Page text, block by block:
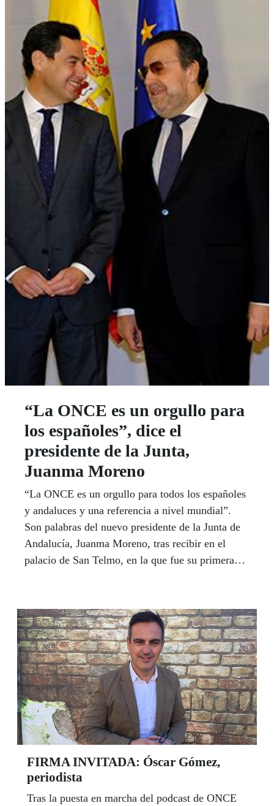
Boletín
“La ONCE es un orgullo para
los españoles”, dice el
presidente de la Junta,
Juanma Moreno
“La ONCE es un orgullo para todos los españoles
y andaluces y una referencia a nivel mundial”.
Son palabras del nuevo presidente de la Junta de
Andalucía, Juanma Moreno, tras recibir en el
palacio de San Telmo, en la que fue su primera
ONCE, Miguel Carballeda, en el día de la toma
de posesión de Cristóbal Martínez, como delegado
territorial, e Isabel Viruet, como presidenta del
Consejo Territorial, el pasado 6 de febrero.
Carballeda expresó su apoyo “sincero y leal” al
nuevo Gobierno andaluz “en la defensa de los
derechos de ciudadanía”.
FIRMA INVITADA: Óscar Gómez,
periodista
Tras la puesta en marcha del podcast de ONCE